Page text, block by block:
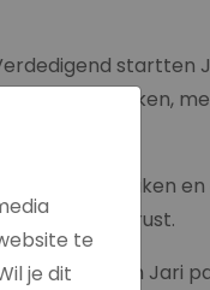
startten
twee weken,
te bereiken
tot 13-13 bij rust.
Jonathan en Jari
te
je dit